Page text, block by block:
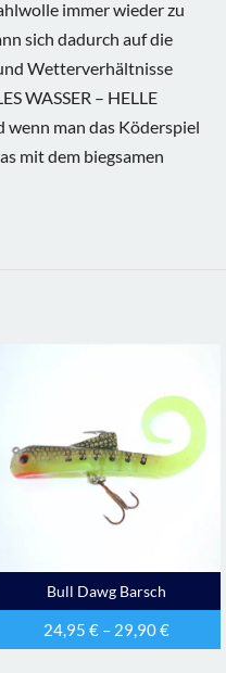
immer wieder zu
sich dadurch auf die
Wetterverhältnisse
WASSER – HELLE
wenn man das Köderspiel
mit dem biegsamen
Bull Dawg Barsch
24,95 €– 29,90€